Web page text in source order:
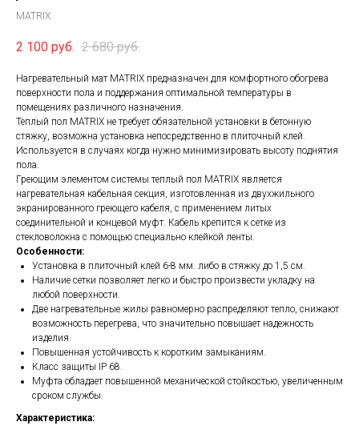
MATRIX
2 100 руб. 2 680 руб.
Нагревательный мат MATRIX предназначен для комфортного обогрева
поверхности пола и поддержания оптимальной температуры в
помещениях различного назначения.
Теплый пол MATRIX не требует обязательной установки в бетонную
стяжку, возможна установка непосредственно в плиточный клей.
Используется в случаях когда нужно минимизировать высоту поднятия
пола.
Греющим элементом системы теплый пол MATRIX является
нагревательная кабельная секция, изготовленная из двухжильного
экранированного греющего кабеля, с применением литых
соединительной и концевой муфт. Кабель крепится к сетке из
стекловолокна с помощью специально клейкой ленты.
Особенности:
Установка в плиточный клей 6-8 мм. либо в стяжку до 1,5 см.
Наличие сетки позволяет легко и быстро произвести укладку на
любой поверхности.
Две нагревательные жилы равномерно распределяют тепло, снижают
возможность перегрева, что значительно повышает надежность
изделия.
Повышенная устойчивость к коротким замыканиям.
Класс защиты IP 68.
Муфта обладает повышенной механической стойкостью, увеличенным
сроком службы.
Характеристика: